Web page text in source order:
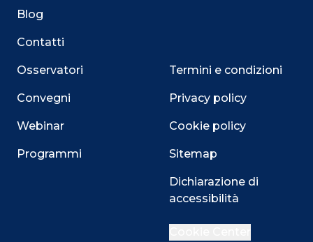
Blog
Contatti
Osservatori
Convegni
Webinar
Programmi
Termini e condizioni
Privacy policy
Cookie policy
Sitemap
Dichiarazione di
accessibilità